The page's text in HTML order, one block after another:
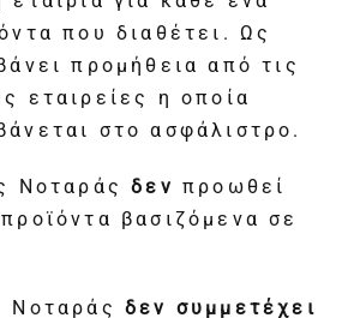
που διαθέτει. Ως
προμήθεια από τις
εταιρείες η οποία
στο ασφάλιστρο.
Νοταράςδενπροωθεί
βασιζόμενα σε
Νοταράς δεν συμμετέχει